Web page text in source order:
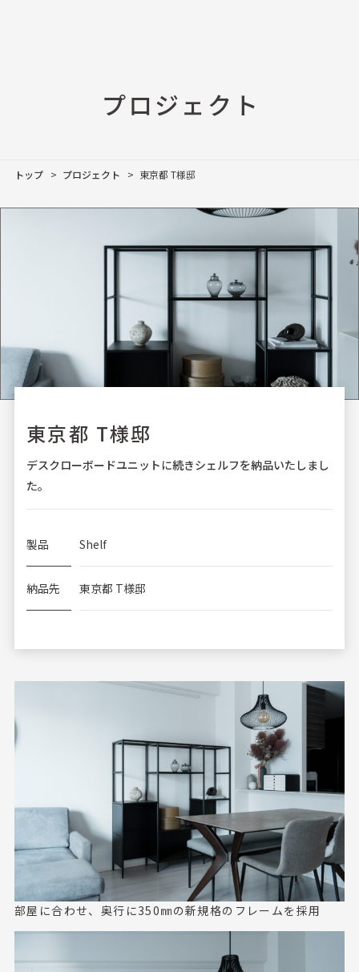
プロジェクト
トップ プロジェクト 東京都 T様邸
東京都 T様邸
デスクローボードユニットに続きシェルフを納品いたしまし
た。
製品 Shelf
納品先 東京都 T様邸
部屋に合わせ、奥行に350㎜の新規格のフレームを採用